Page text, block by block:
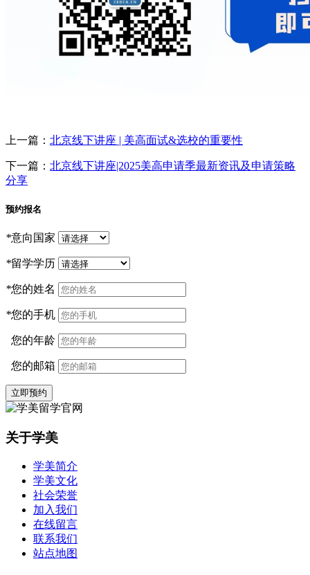
上一篇： 北京线下讲座 | 美高面试&选校的重要性
下一篇： 北京线下讲座|2025美高申请季最新资讯及申请策略
分享
预约报名
*意向国家
*留学学历
*您的姓名
*您的手机
您的年龄
您的邮箱
立即预约
关于学美
学美简介
学美文化
社会荣誉
加入我们
在线留言
联系我们
站点地图